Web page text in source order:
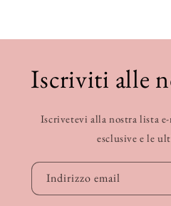
Iscriviti alle
Iscrivetevi alla nostra lista
esclusive e le
Indirizzo email